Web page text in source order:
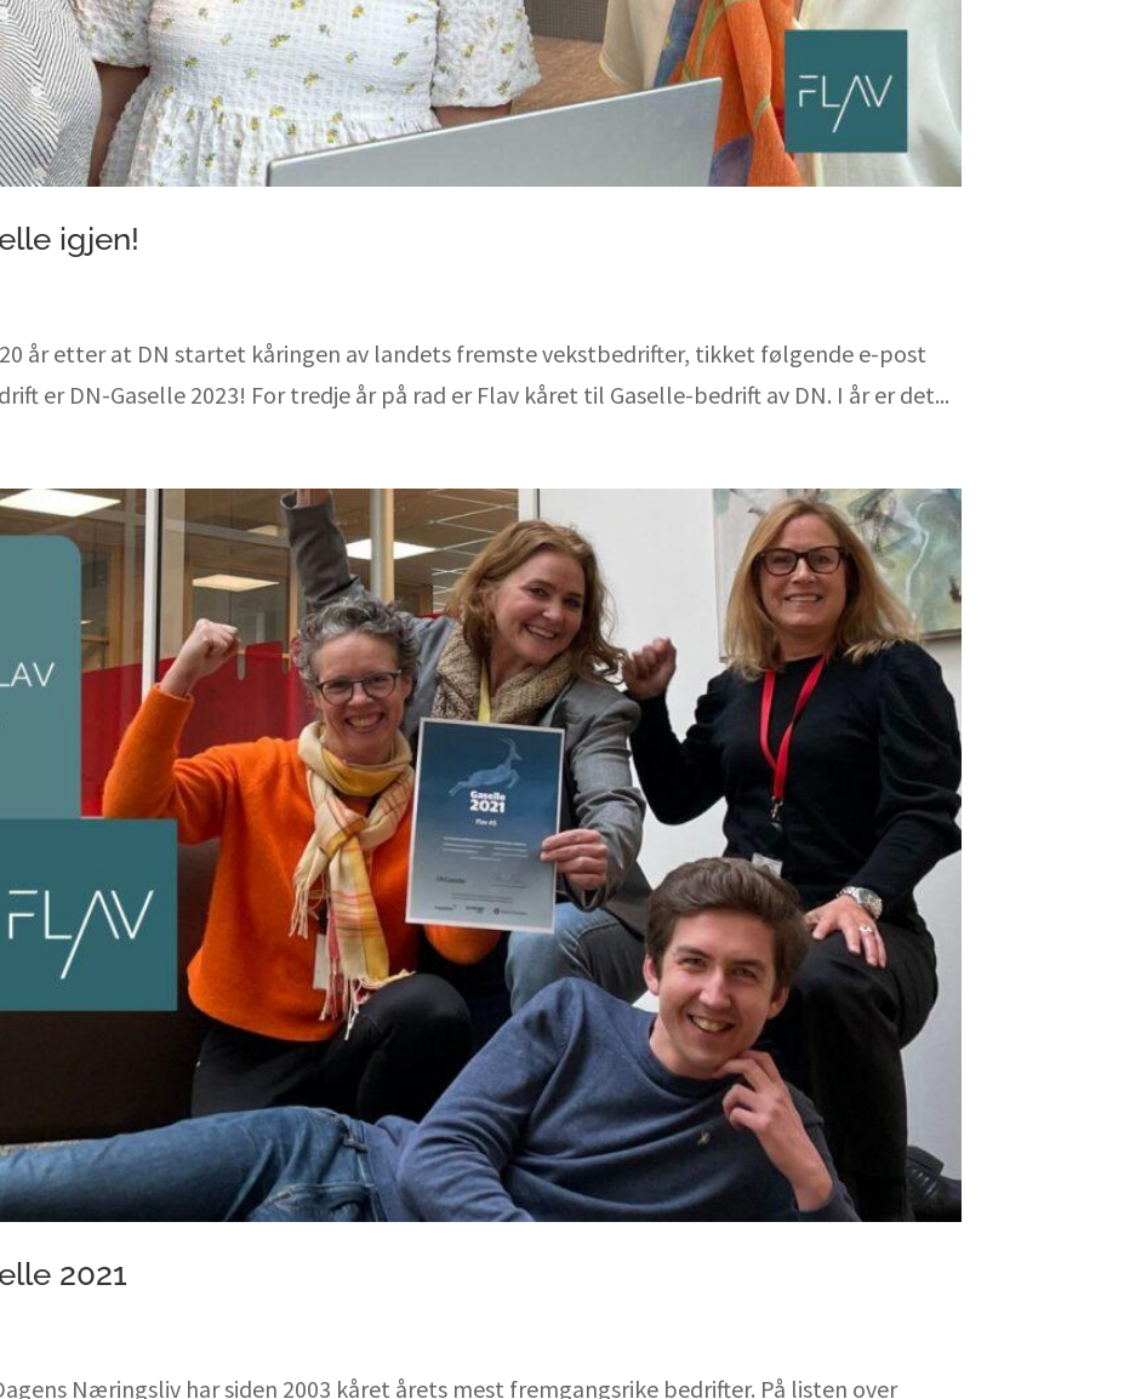
igjen!
år etter at DN startet kåringen av landets fremste vekstbedrifter, tikket følgende e-post
er DN-Gaselle 2023! For tredje år på rad er Flav kåret til Gaselle-bedrift av DN. I år er det...
2021
Næringsliv har siden 2003 kåret årets mest fremgangsrike bedrifter. På listen over